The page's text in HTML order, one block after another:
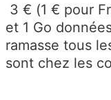
3 € (1 € pour
et 1 Go
ramasse tous
sont chez les